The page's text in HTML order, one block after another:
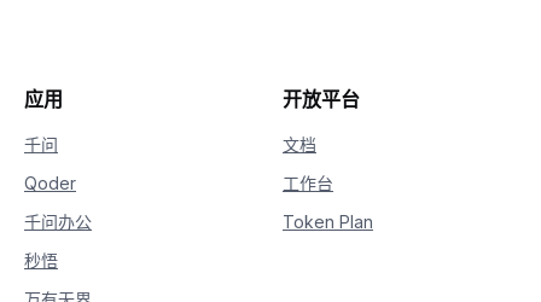
(delta,
is_answering
print(
delta.
应用
千问
Qoder
千问办公
秒悟
开放平台
文档
工作台
Token Plan